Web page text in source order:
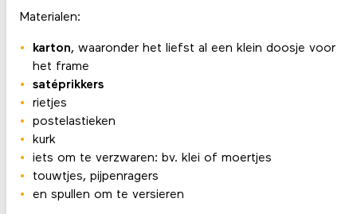
Materialen:
karton, waaronder het liefst al een klein doosje voor
het frame
satéprikkers
rietjes
postelastieken
kurk
iets om te verzwaren: bv. klei of moertjes
touwtjes, pijpenragers
en spullen om te versieren